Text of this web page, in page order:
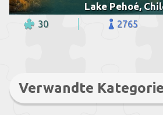
Lake Pehoé,
30 2765
Verwandte